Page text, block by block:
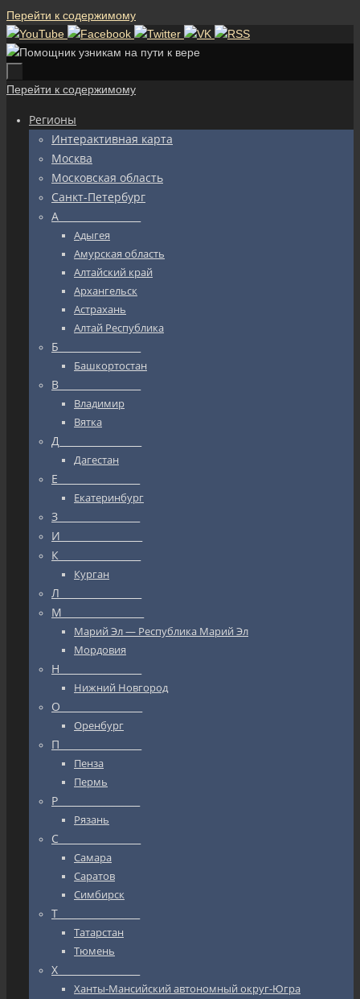
Перейти к содержимому
Перейти к содержимому
Регионы
Интерактивная карта
Москва
Московская область
Санкт-Петербург
А_________________
Адыгея
Амурская область
Алтайский край
Архангельск
Астрахань
Алтай Республика
Б_________________
Башкортостан
В_________________
Владимир
Вятка
Д_________________
Дагестан
Е_________________
Екатеринбург
З_________________
И_________________
К_________________
Курган
Л_________________
М_________________
Марий Эл — Республика Марий Эл
Мордовия
Н_________________
Нижний Новгород
О_________________
Оренбург
П_________________
Пенза
Пермь
Р_________________
Рязань
С_________________
Самара
Саратов
Симбирск
Т_________________
Татарстан
Тюмень
Х_________________
Ханты-Мансийский автономный округ-Югра